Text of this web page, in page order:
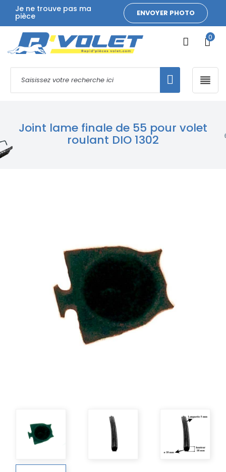
Je ne trouve pas ma
pièce ENVOYER PHOTO
0

Joint lame finale de 55 pour volet
roulant DIO 1302